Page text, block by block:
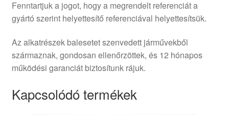
Fenntartjuk a jogot, hogy a megrendelt referenciát a
gyártó szerint helyettesítő referenciával helyettesítsük.
Az alkatrészek balesetet szenvedett járművekből
származnak, gondosan ellenőrzöttek, és 12 hónapos
működési garanciát biztosítunk rájuk.
Kapcsolódó termékek